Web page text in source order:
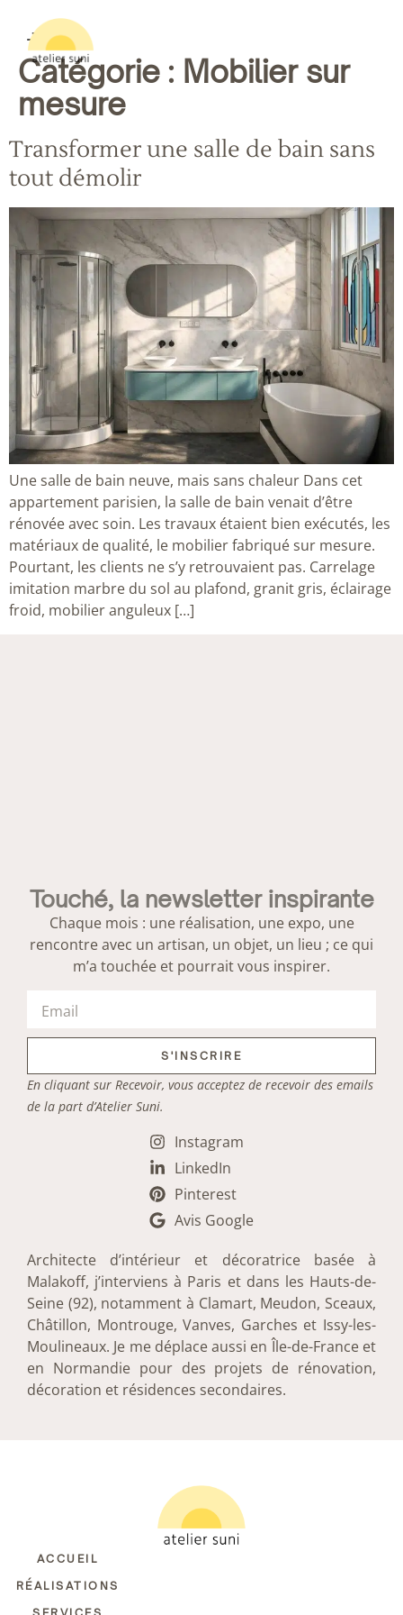
Catégorie : Mobilier sur
mesure
Transformer une salle de bain sans
tout démolir
Une salle de bain neuve, mais sans chaleur Dans cet
appartement parisien, la salle de bain venait d’être
rénovée avec soin. Les travaux étaient bien exécutés, les
matériaux de qualité, le mobilier fabriqué sur mesure.
Pourtant, les clients ne s’y retrouvaient pas. Carrelage
imitation marbre du sol au plafond, granit gris, éclairage
froid, mobilier anguleux […]
Architecte d’intérieur et décoratrice basée à
Malakoff, j’interviens à Paris et dans les Hauts-de-
Seine (92), notamment à Clamart, Meudon, Sceaux,
Châtillon, Montrouge, Vanves, Garches et Issy-les-
Moulineaux. Je me déplace aussi en Île-de-France et
en Normandie pour des projets de rénovation,
décoration et résidences secondaires.
Instagram
LinkedIn
Pinterest
Avis Google
Touché, la newsletter inspirante
Chaque mois : une réalisation, une expo, une
rencontre avec un artisan, un objet, un lieu ; ce qui
m’a touchée et pourrait vous inspirer.
S'INSCRIRE
En cliquant sur Recevoir, vous acceptez de recevoir des emails
de la part d’Atelier Suni.
ACCUEIL
RÉALISATIONS